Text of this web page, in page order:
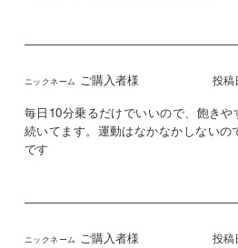
ご購入者様 投稿
毎日10分乗るだけでいいので、飽き
続いてます。運動はなかなかしないの
です
ご購入者様 投稿